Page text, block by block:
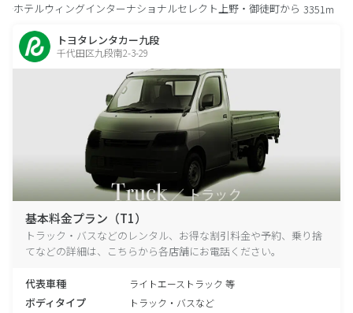
ホテルウィングインターナショナルセレクト上野・御徒町から 3351m
トヨタレンタカー九段
千代田区九段南2-3-29
基本料金プラン（T1）
トラック・バスなどのレンタル、お得な割引料金や予約、乗り捨
てなどの詳細は、こちらから各店舗にお電話ください。
代表車種 ライトエーストラック 等
ボディタイプ トラック・バスなど